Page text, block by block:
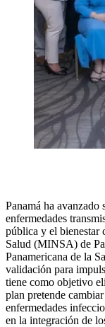
Panamá ha
enfermedades
pública y el bienestar
Salud (MINSA) de
Panamericana de la
validación para
tiene como objetivo
plan pretende
enfermedades
en la integración de